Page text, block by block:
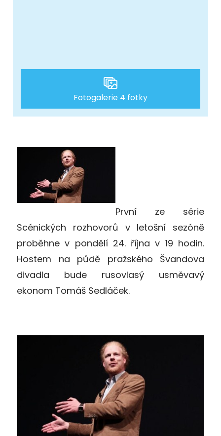
Fotogalerie 4 fotky
První ze série
Scénických rozhovorů v letošní sezóně
proběhne v pondělí 24. října v 19 hodin.
Hostem na půdě pražského Švandova
divadla bude rusovlasý usměvavý
ekonom Tomáš Sedláček.